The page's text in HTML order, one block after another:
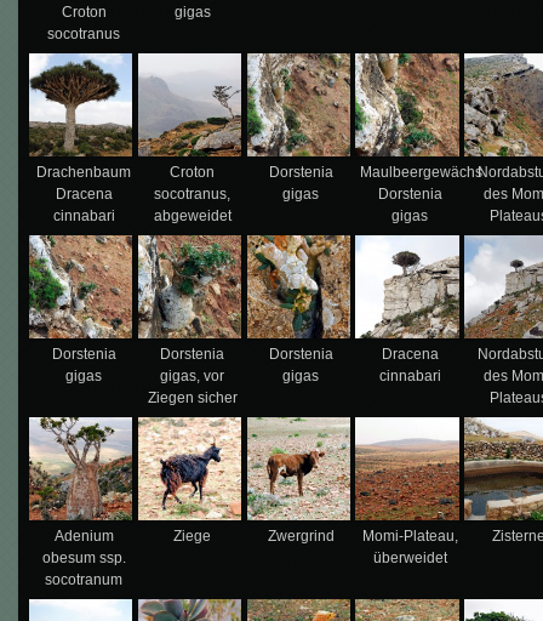
Croton
socotranus
gigas
Drachenbaum
Dracena
cinnabari
Croton
socotranus,
abgeweidet
Dorstenia
gigas
Maulbeergewächs
Dorstenia
gigas
des
Dorstenia
gigas
Dorstenia
gigas, vor
Ziegen sicher
Dorstenia
gigas
Dracena
cinnabari
des
Adenium
obesum ssp.
socotranum
Ziege Zwergrind
Momi-Plateau,
überweidet